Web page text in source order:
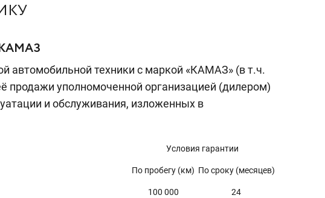
автомобильной техники с маркой «КАМАЗ» (в т.ч.
продажи уполномоченной организацией (дилером)
и обслуживания, изложенных в
Условия гарантии
По пробегу (км) По сроку (месяцев)
100 000 24